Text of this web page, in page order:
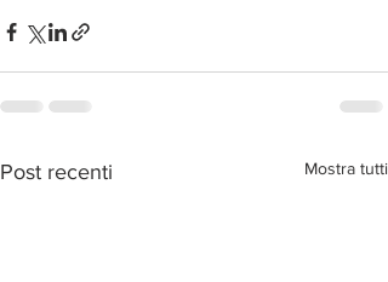
Post recenti Mostra tutti